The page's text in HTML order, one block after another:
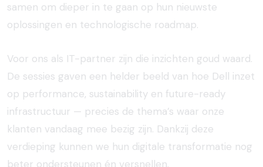
samen om dieper in te gaan op hun nieuwste
oplossingen en technologische roadmap.
Voor ons als IT-partner zijn die inzichten goud waard.
De sessies gaven een helder beeld van hoe Dell inzet
op performance, sustainability en future-ready
infrastructuur — precies de thema’s waar onze
klanten vandaag mee bezig zijn. Dankzij deze
verdieping kunnen we hun digitale transformatie nog
beter ondersteunen én versnellen.